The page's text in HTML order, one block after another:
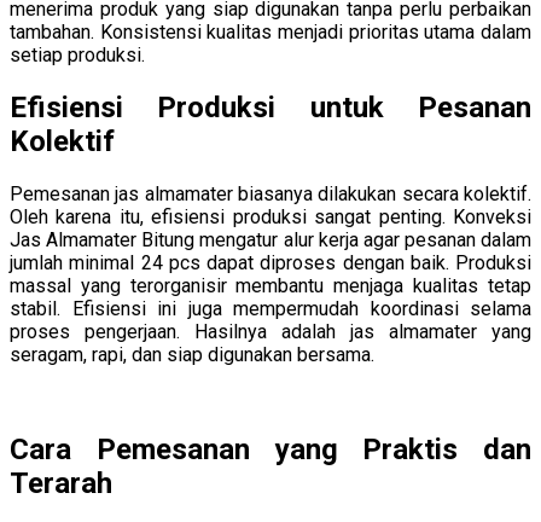
menerima produk yang siap digunakan tanpa perlu perbaikan
tambahan. Konsistensi kualitas menjadi prioritas utama dalam
setiap produksi.
Efisiensi Produksi untuk Pesanan
Kolektif
Pemesanan jas almamater biasanya dilakukan secara kolektif.
Oleh karena itu, efisiensi produksi sangat penting. Konveksi
Jas Almamater Bitung mengatur alur kerja agar pesanan dalam
jumlah minimal 24 pcs dapat diproses dengan baik. Produksi
massal yang terorganisir membantu menjaga kualitas tetap
stabil. Efisiensi ini juga mempermudah koordinasi selama
proses pengerjaan. Hasilnya adalah jas almamater yang
seragam, rapi, dan siap digunakan bersama.
Cara Pemesanan yang Praktis dan
Terarah